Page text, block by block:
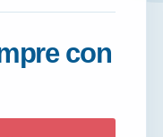
con